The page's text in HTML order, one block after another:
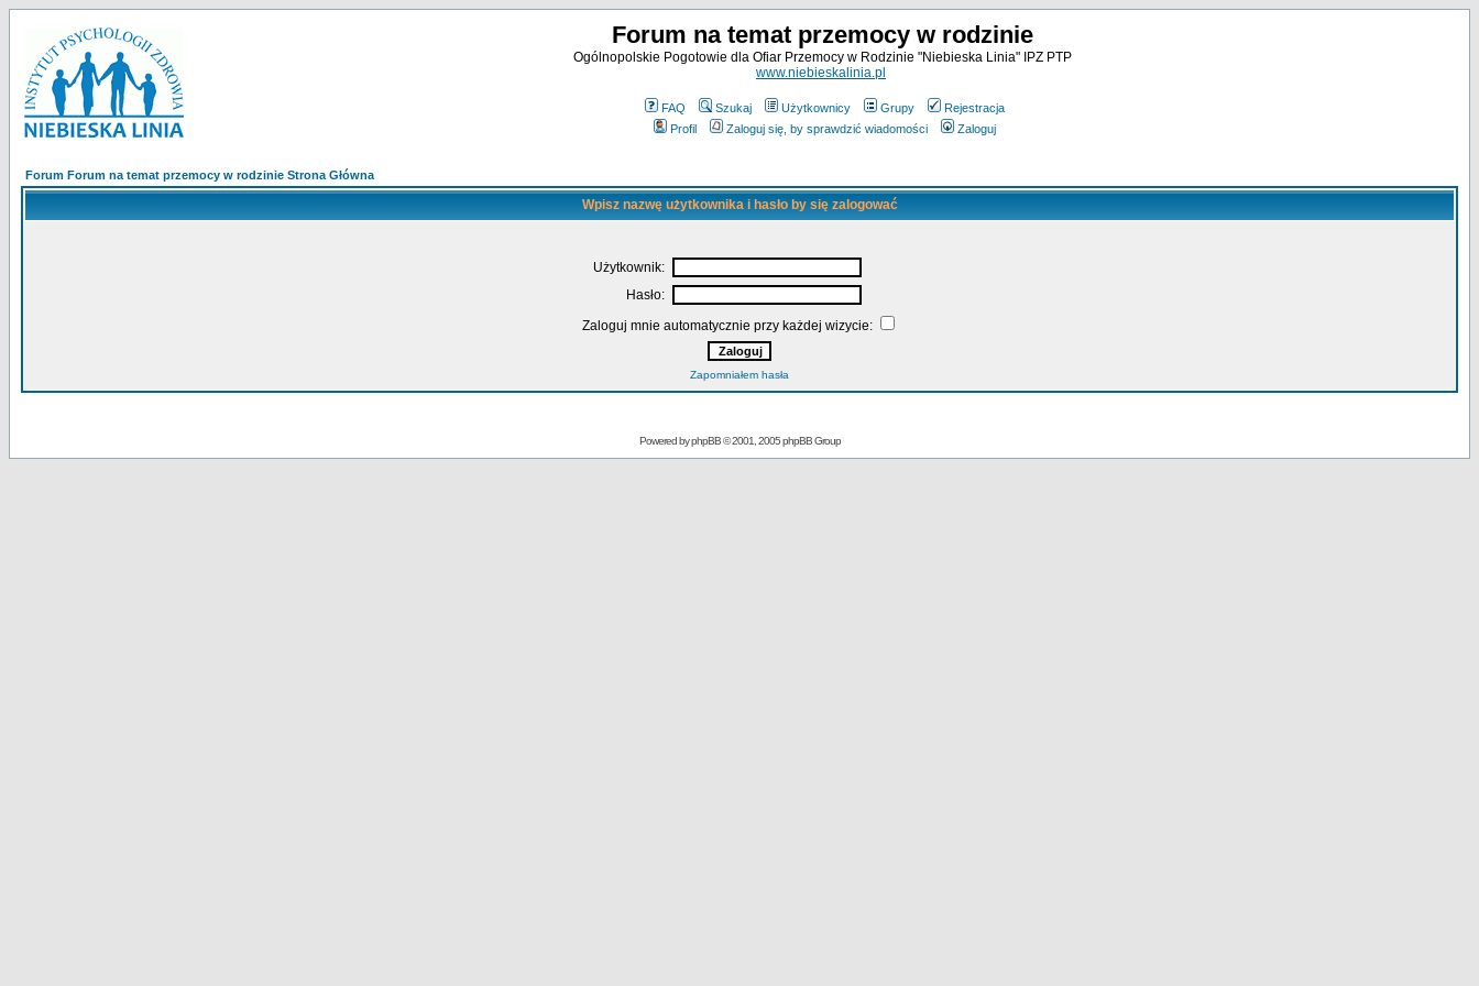
Forum na temat przemocy w rodzinie
Ogólnopolskie Pogotowie dla Ofiar Przemocy w Rodzinie "Niebieska Linia" IPZ PTP
www.niebieskalinia.pl
FAQ Szukaj Użytkownicy Grupy
Rejestracja
Profil
Zaloguj się, by sprawdzić wiadomości Zaloguj
Forum Forum na temat przemocy w rodzinie Strona Główna
Wpisz nazwę użytkownika i hasło by się zalogować
Użytkownik:
Hasło:
Zaloguj mnie automatycznie przy każdej wizycie:
Zapomniałem hasła
Powered byphpBB© 2001, 2005 phpBB Group